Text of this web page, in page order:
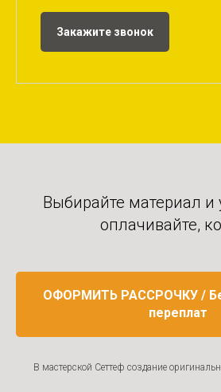
Закажите звонок
Выбирайте материал и
оплачивайте,
ОФОРМИТЬ РАССРОЧКУ /
переплат
В мастерской Сеттеф создание